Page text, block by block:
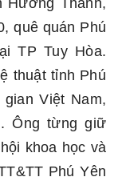
Hương Thanh,
quê quán Phú
TP Tuy Hòa.
thuật tỉnh Phú
Việt Nam,
Ông từng giữ
khoa học và
Phú Yên